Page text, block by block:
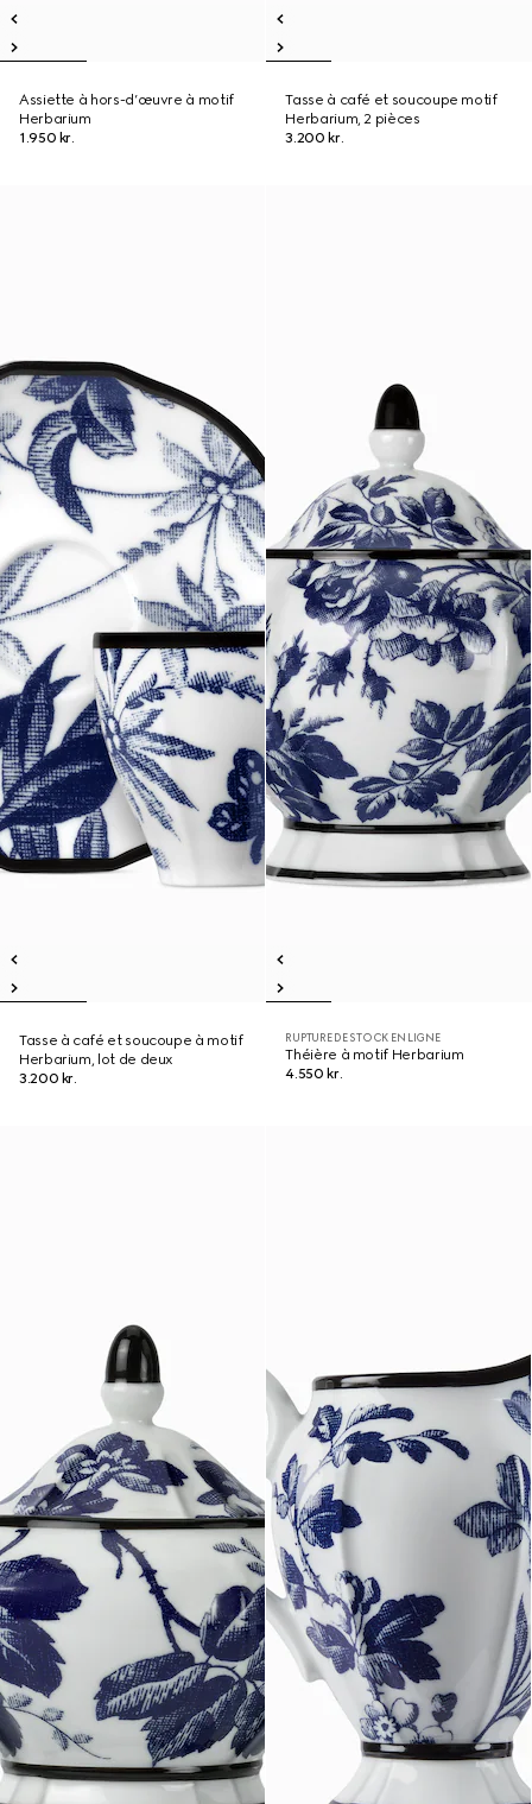
Assiette à hors-d’œuvre à motif
Herbarium
1.950 kr.
Tasse à café et soucoupe motif
Herbarium, 2 pièces
3.200 kr.
Tasse à café et soucoupe à motif
Herbarium, lot de deux
3.200 kr.
RUPTURE DE STOCK EN LIGNE
Théière à motif Herbarium
4.550 kr.